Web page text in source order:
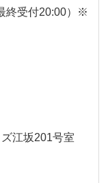
終受付20:00）※
江坂201号室